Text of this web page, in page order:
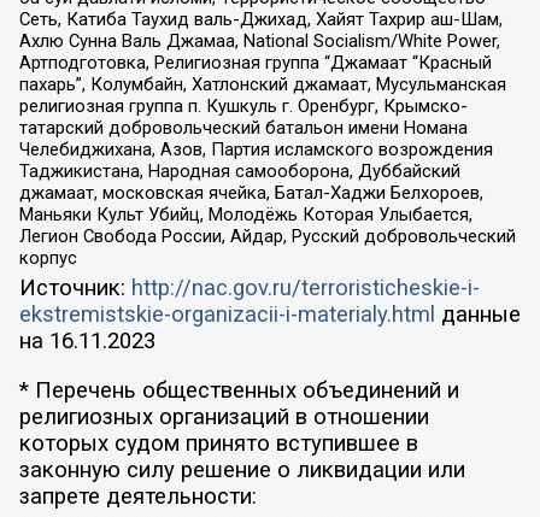
Сеть, Катиба Таухид валь-Джихад, Хайят Тахрир аш-Шам,
Ахлю Сунна Валь Джамаа, National Socialism/White Power,
Артподготовка, Религиозная группа “Джамаат “Красный
пахарь”, Колумбайн, Хатлонский джамаат, Мусульманская
религиозная группа п. Кушкуль г. Оренбург, Крымско-
татарский добровольческий батальон имени Номана
Челебиджихана, Азов, Партия исламского возрождения
Таджикистана, Народная самооборона, Дуббайский
джамаат, московская ячейка, Батал-Хаджи Белхороев,
Маньяки Культ Убийц, Молодёжь Которая Улыбается,
Легион Свобода России, Айдар, Русский добровольческий
корпус
Источник: http://nac.gov.ru/terroristicheskie-i-
ekstremistskie-organizacii-i-materialy.html данные
на 16.11.2023
* Перечень общественных объединений и
религиозных организаций в отношении
которых судом принято вступившее в
законную силу решение о ликвидации или
запрете деятельности: